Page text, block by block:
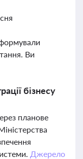
Ви
бізнесу
планове
Джерело